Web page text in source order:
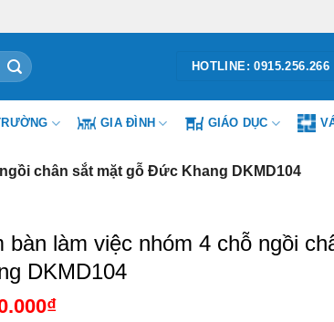
HOTLINE: 0915.256.266
GIA ĐÌNH GIÁO DỤC
chân sắt mặt gỗ Đức Khang DKMD104
bàn làm việc nhóm 4 chỗ ngồi
DKMD104
₫